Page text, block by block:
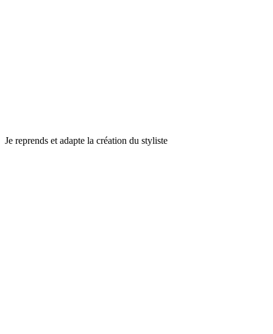
Je reprends et adapte la création du styliste